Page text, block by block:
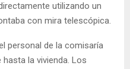
utilizando un
con mira telescópica.
personal de la comisaría
la vivienda. Los